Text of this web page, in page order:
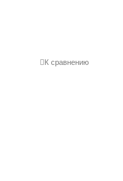
К сравнению